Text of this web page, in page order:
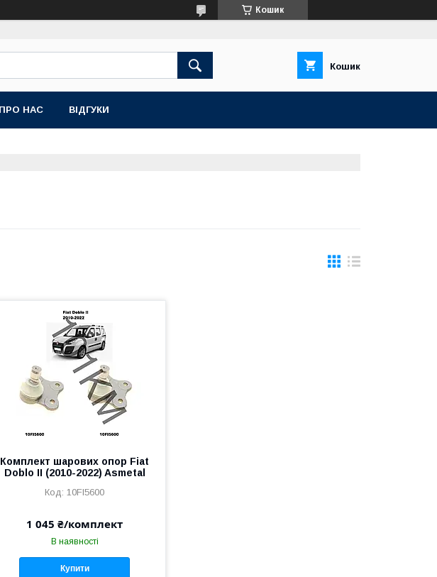
Кошик
Кошик
ПРО НАС ВІДГУКИ
Комплект шарових опор Fiat
Doblo II (2010-2022) Asmetal
10FI5600
1 045 ₴/комплект
В наявності
Купити